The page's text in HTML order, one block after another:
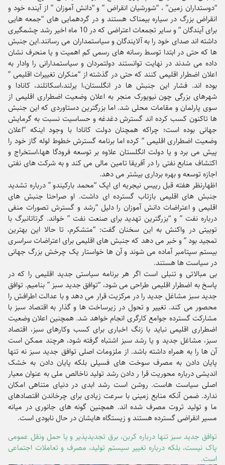
“دوستداران زمین” ، “شورشیان انقراض ” و “دانش آموزان ” از آینده خود و
انقراض بزرگ در سیاره بیمناک هستند و در گردهمایی های “جمعه هایی
برای آیندگان ” و سایر تجمعات اعتراضی که در 10 ماه اخیر رشد چشمگیری
داشته اند صدای خود را به آلایندگان و سیاستمداران می رسانند.این جنبش
ها که حتی در ابتدا توسط رسانه های رسمی کم اهمیت و یا منحرف نشان
داده می شدند در نهایت توانستند دولتمردان و سیاستمدارانی را وادار به
اعلان اضطرار اقلیمی کنند که حتی در گذشته از “منکران تغییرات اقلیمی ”
بوده اند. فشار این جنبش ها در انگلستان،ا یرلند،اسکاتلند، کانادا و
شهرهای بزرگی چون نیویورک منجر به اعلان وضعیت اضطراری اقلیمی از
سوی پارلمان و مقامات محلی شد. اما بزرگترین دستاوردی که این جنبش
ها تاکنون کسب کرده اند گسترش دغدغه و حساسیت نسبت به گرمایش
جهانی بوده است؛ چراکه همچنان دولت کانادا با وجود اینکه “اعلان
وضعیت اضطراری اقلیمی ” کرده اما برنامه گسترش خطوط لوله گاز خود را
پیش می برد و یا دولت انگلستان علاوه بر توسعه فرودگا هها،استخراج و
اکتشاف منابع نفتی را در آفریقا تامین مالی می کند و به شرکت های نفتی
اجازه توسعه و بهره برداری بیشتر می دهد.
اظهارنظر هفته قبل رییس نیجریه ای اپک “محمد بارکیندو ” درباره تشدید
جنبش های اقلیمی بازتاب گسترده ای داشت. او صراحتا جنبش های
اقلیمی و اعتراضات دانش آموزان را دلیل “رشد و گسترش تصورات منفی
درباره نفت ” و “بزرگترین تهدید برای صنعت نفت ” خواند. گرتاتانبرگ با
توییتی در واکنش به این سخنان گفت: “متشکرم، تا حالا این بهترین
تمجید بود ” و خبر می دهد که جنبش های اقلیمی برای اعتراضات سراسری
بیستم سپتامبر آماده می شوند و آن ها خواستار یک چرخش بزرگ جهانی
در سیاست ها هستند.
بی مبالاتی و تنبلی است اگر هر برنامه سیاستی جدید اقلیمی را که در
پاسخ به اضطرار اقلیمی طراحی می شود، “توافق جدید سبز ” بنامیم. توافق
جدید سبز مشاغل جدید را در مرکزیت قرار می دهد و با عدالت اطرافش را
محصور می کند. تغییر و تحول در زیرساخت ها و گذار به اقتصاد سبز با
مشارکت گسترده جوامع کارگری انجام خواهد شد. همچنین اعلان وضعیت
اضطراری اقلیمی نباید با زنگ اخباری برای کسب وکارهای سبز، اقتصاد
سبز، مشاغل جدید و یا رشد سبز اشتباه گرفته شود، هرچند ممکن است
آن ها را به همراه داشته باشد. از ملزومات اصلی توافق جدید سبز نه تنها
پایان دادن به مصرف سوخت های فسیلی بلکه پایان دادن به خشک
اندیشی درباره محوریت قرا ر دادن رشد تولید ناخالص ملی به عنوان معیار
اصلی سیاست هاست. روشن است رشد ابدی در دنیای متناهی امکان
ندارد. ضمن آنکه منابع زمینی با سرعت زیادی برای چرخاندن اقتصادهای
ما و تولید ثروت مصرف شده اند. همچنین گونه های جانوری در میانه
مسیر انقراضی گسترده هستند و زیستگاه هایشان در حال نابودی است.
توافق جدید سبز تنها درباره کربن، برق تجدیدپذیر و یا حمل ونقل عمومی
پاک نیست، بلکه درباره تغییر سیستم تولید، مصرف و تعاملات اجتماعی
است.